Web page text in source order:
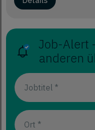
Job-Alert
anderen